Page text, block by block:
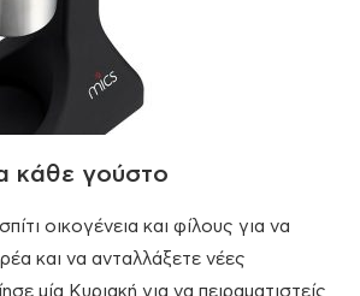
κάθε γούστο
οικογένεια και φίλους για να
και να ανταλλάξετε νέες
μία Κυριακή για να πειραματιστείς